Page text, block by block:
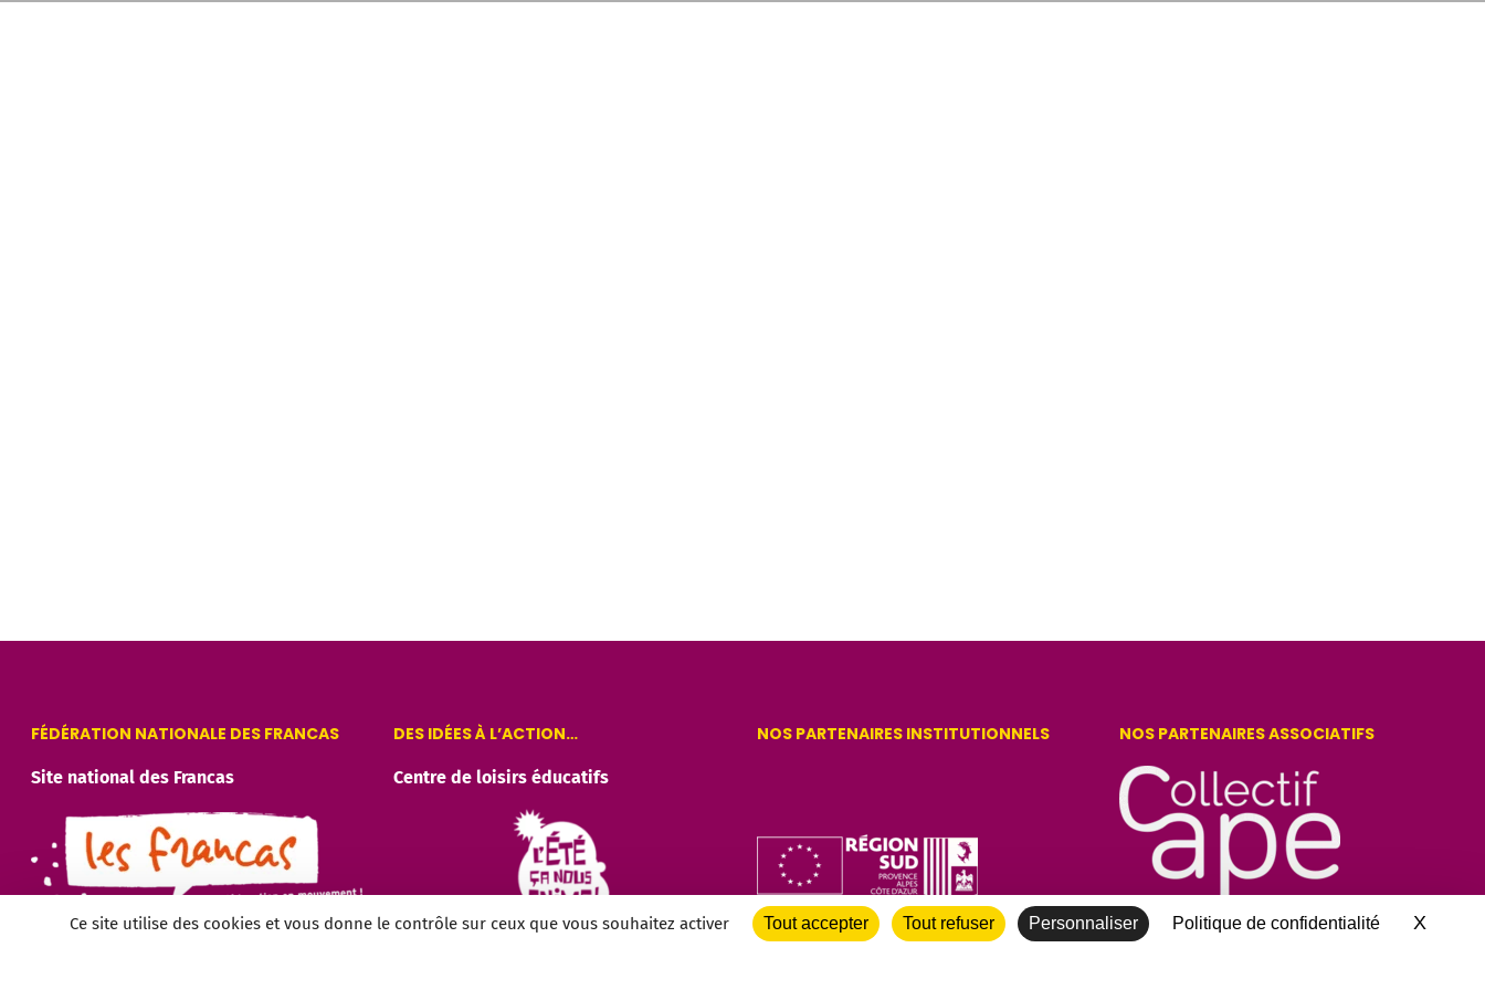
Ce site utilise des cookies et vous donne le contrôle sur ceux que vous souhaitez activer Tout accepter Tout refuser Personnaliser Politique de confidentialité X
FÉDÉRATION NATIONALE DES FRANCAS
Site national des Francas
DES IDÉES À L’ACTION…
Centre de loisirs éducatifs
NOS PARTENAIRES INSTITUTIONNELS NOS PARTENAIRES ASSOCIATIFS